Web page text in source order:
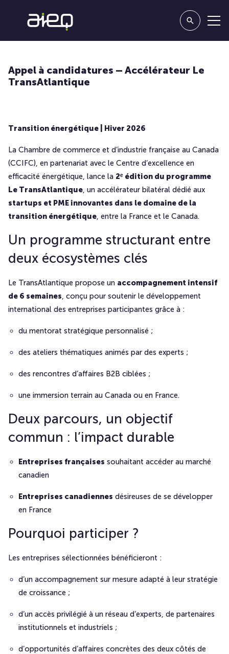
Appel à candidatures – Accélérateur Le
TransAtlantique
Transition énergétique | Hiver 2026
La Chambre de commerce et d’industrie française au Canada
(CCIFC), en partenariat avec le Centre d’excellence en
efficacité énergétique, lance la 2ᵉ édition du programme
Le TransAtlantique, un accélérateur bilatéral dédié aux
startups et PME innovantes dans le domaine de la
transition énergétique, entre la France et le Canada.
Un programme structurant entre
deux écosystèmes clés
Le TransAtlantique propose un accompagnement intensif
de 6 semaines, conçu pour soutenir le développement
international des entreprises participantes grâce à :
du mentorat stratégique personnalisé ;
des ateliers thématiques animés par des experts ;
des rencontres d’affaires B2B ciblées ;
une immersion terrain au Canada ou en France.
Deux parcours, un objectif
commun : l’impact durable
Entreprises françaises souhaitant accéder au marché
canadien
Entreprises canadiennes désireuses de se développer
en France
Pourquoi participer ?
Les entreprises sélectionnées bénéficieront :
d’un accompagnement sur mesure adapté à leur stratégie
de croissance ;
d’un accès privilégié à un réseau d’experts, de partenaires
institutionnels et industriels ;
d’opportunités d’affaires concrètes des deux côtés de